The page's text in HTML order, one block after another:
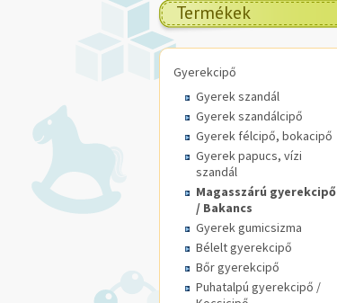
Termékek
Gyerekcipő
Gyerek szandál
Gyerek szandálcipő
Gyerek félcipő, bokacipő
Gyerek papucs, vízi
szandál
Magasszárú gyerekcipő
/ Bakancs
Gyerek gumicsizma
Bélelt gyerekcipő
Bőr gyerekcipő
Puhatalpú gyerekcipő /